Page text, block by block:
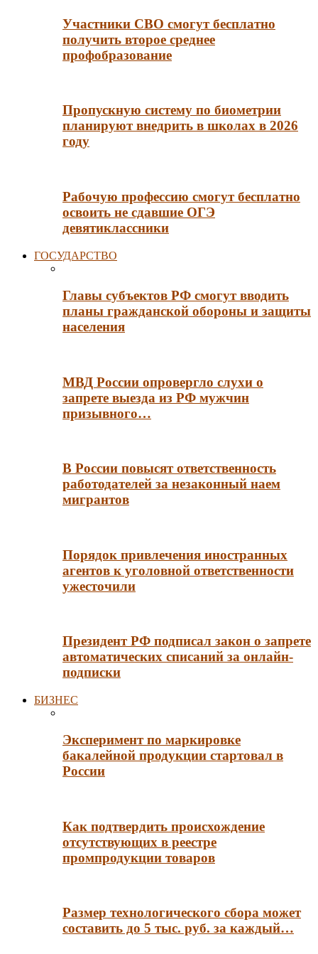
Участники СВО смогут бесплатно
получить второе среднее
профобразование
Пропускную систему по биометрии
планируют внедрить в школах в 2026
году
Рабочую профессию смогут бесплатно
освоить не сдавшие ОГЭ
девятиклассники
ГОСУДАРСТВО
Главы субъектов РФ смогут вводить
планы гражданской обороны и защиты
населения
МВД России опровергло слухи о
запрете выезда из РФ мужчин
призывного…
В России повысят ответственность
работодателей за незаконный наем
мигрантов
Порядок привлечения иностранных
агентов к уголовной ответственности
ужесточили
Президент РФ подписал закон о запрете
автоматических списаний за онлайн-
подписки
БИЗНЕС
Эксперимент по маркировке
бакалейной продукции стартовал в
России
Как подтвердить происхождение
отсутствующих в реестре
промпродукции товаров
Размер технологического сбора может
составить до 5 тыс. руб. за каждый…